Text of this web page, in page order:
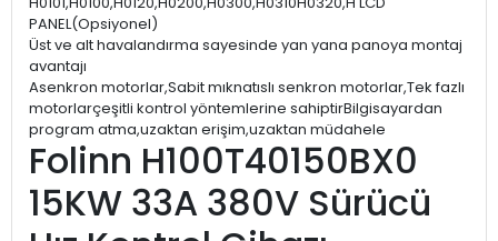
PANEL(Opsiyonel)
Üst ve alt havalandırma sayesinde yan yana panoya montaj
avantajı
Asenkron motorlar,Sabit mıknatıslı senkron motorlar,Tek fazlı
motorlarçeşitli kontrol yöntemlerine sahiptirBilgisayardan
program atma,uzaktan erişim,uzaktan müdahele
Folinn H100T40150BX0
15KW 33A 380V Sürücü